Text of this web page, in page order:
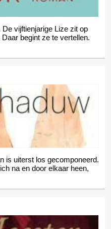
vijftienjarige Lize zit op
begint ze te vertellen.
is uiterst los gecomponeerd.
na en door elkaar heen,